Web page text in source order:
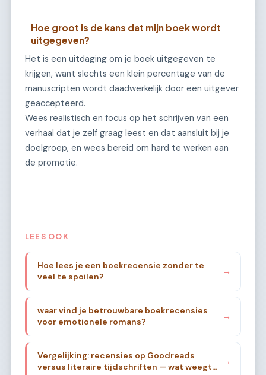
Hoe groot is de kans dat mijn boek wordt
uitgegeven?
Het is een uitdaging om je boek uitgegeven te
krijgen, want slechts een klein percentage van de
manuscripten wordt daadwerkelijk door een uitgever
geaccepteerd.
Wees realistisch en focus op het schrijven van een
verhaal dat je zelf graag leest en dat aansluit bij je
doelgroep, en wees bereid om hard te werken aan
de promotie.
LEES OOK
Hoe lees je een boekrecensie zonder te
veel te spoilen?
→
waar vind je betrouwbare boekrecensies
voor emotionele romans?
→
Vergelijking: recensies op Goodreads
versus literaire tijdschriften — wat weegt
→